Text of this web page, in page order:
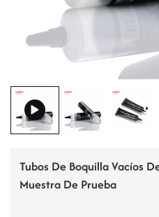
Tubos De Boquilla Vacíos
Muestra De Prueba